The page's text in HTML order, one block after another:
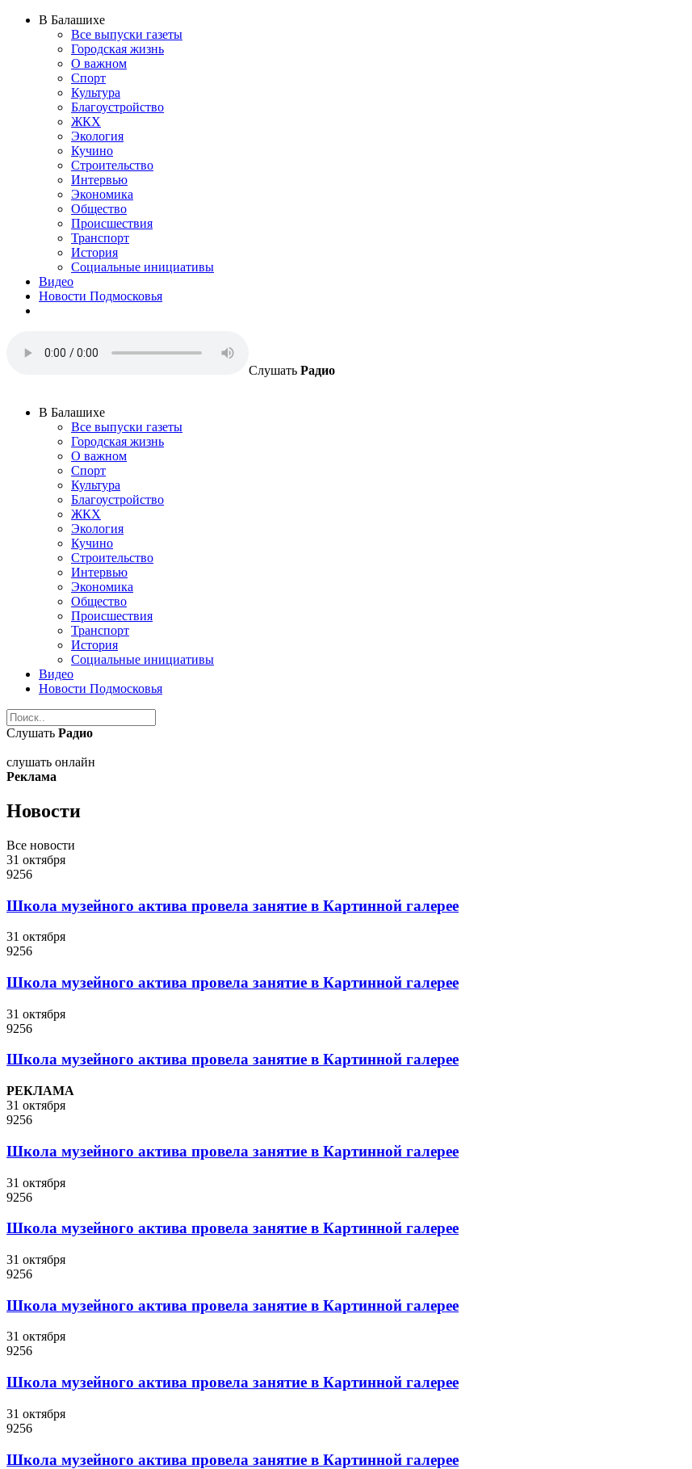
В Балашихе
Все выпуски газеты
Городская жизнь
О важном
Спорт
Культура
Благоустройство
ЖКХ
Экология
Кучино
Строительство
Интервью
Экономика
Общество
Происшествия
Транспорт
История
Социальные инициативы
Видео
Новости Подмосковья
Слушать Радио
В Балашихе
Все выпуски газеты
Городская жизнь
О важном
Спорт
Культура
Благоустройство
ЖКХ
Экология
Кучино
Строительство
Интервью
Экономика
Общество
Происшествия
Транспорт
История
Социальные инициативы
Видео
Новости Подмосковья
Слушать Радио
слушать онлайн
Реклама
Новости
Все новости
31 октября
9256
Школа музейного актива провела занятие в Картинной галерее
31 октября
9256
Школа музейного актива провела занятие в Картинной галерее
31 октября
9256
Школа музейного актива провела занятие в Картинной галерее
РЕКЛАМА
31 октября
9256
Школа музейного актива провела занятие в Картинной галерее
31 октября
9256
Школа музейного актива провела занятие в Картинной галерее
31 октября
9256
Школа музейного актива провела занятие в Картинной галерее
31 октября
9256
Школа музейного актива провела занятие в Картинной галерее
31 октября
9256
Школа музейного актива провела занятие в Картинной галерее